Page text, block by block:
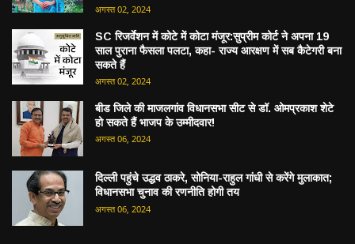
अगस्त 02, 2024
SC रिजर्वेशन में कोटे में कोटा मंजूर:सुप्रीम कोर्ट ने अपना 19
साल पुराना फैसला पलटा, कहा- राज्य आरक्षण में सब कैटेगरी बना
सकते हैं
अगस्त 02, 2024
बीड जिले की माजलगांव विधानसभा सीट से डॉ. ओमप्रकाश शेटे
हो सकते हैं भाजप के उम्मीदवार!
अगस्त 06, 2024
दिल्ली पहुंचे उद्धव ठाकरे, सोनिया-राहुल गांधी से करेंगे मुलाकात;
विधानसभा चुनाव की रणनीति होगी तय
अगस्त 06, 2024